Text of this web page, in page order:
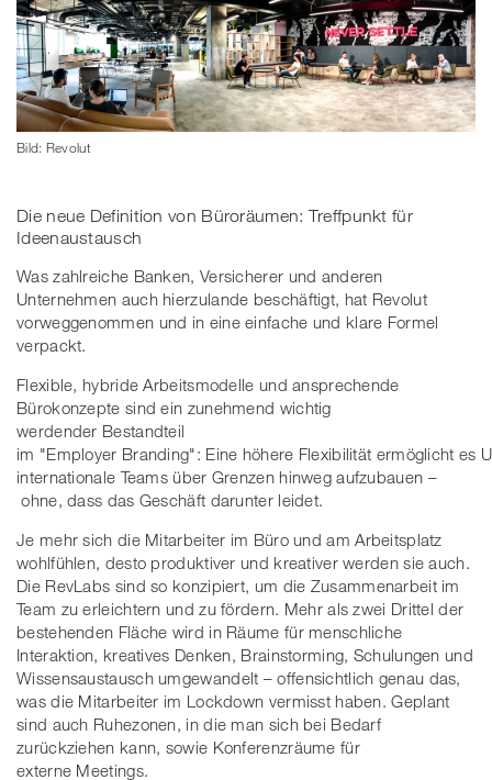
Bild: Revolut
Die neue Definition von Büroräumen: Treffpunkt für
Ideenaustausch
Was zahlreiche Banken, Versicherer und anderen
Unternehmen auch hierzulande beschäftigt, hat Revolut
vorweggenommen und in eine einfache und klare Formel
verpackt.
Flexible, hybride Arbeitsmodelle und ansprechende
Bürokonzepte sind ein zunehmend wichtig
werdender Bestandteil
im "Employer Branding": Eine höhere Flexibilität ermöglicht es
internationale Teams über Grenzen hinweg aufzubauen –
ohne, dass das Geschäft darunter leidet.
Je mehr sich die Mitarbeiter im Büro und am Arbeitsplatz
wohlfühlen, desto produktiver und kreativer werden sie auch.
Die RevLabs sind so konzipiert, um die Zusammenarbeit im
Team zu erleichtern und zu fördern. Mehr als zwei Drittel der
bestehenden Fläche wird in Räume für menschliche
Interaktion, kreatives Denken, Brainstorming, Schulungen und
Wissensaustausch umgewandelt – offensichtlich genau das,
was die Mitarbeiter im Lockdown vermisst haben. Geplant
sind auch Ruhezonen, in die man sich bei Bedarf
zurückziehen kann, sowie Konferenzräume für
externe Meetings.